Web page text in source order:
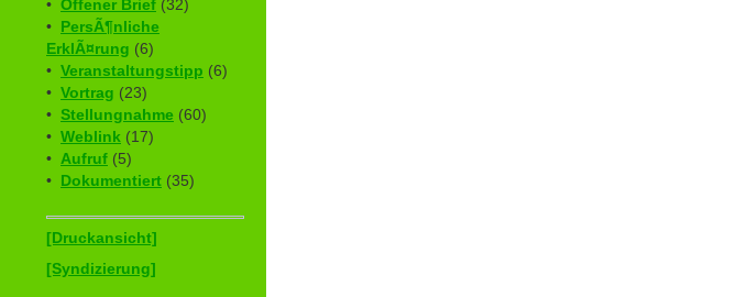
• Offener Brief (32)
• PersÃ¶nliche
ErklÃ¤rung (6)
• Veranstaltungstipp (6)
• Vortrag (23)
• Stellungnahme (60)
• Weblink (17)
• Aufruf (5)
• Dokumentiert (35)
[Druckansicht]
[Syndizierung]